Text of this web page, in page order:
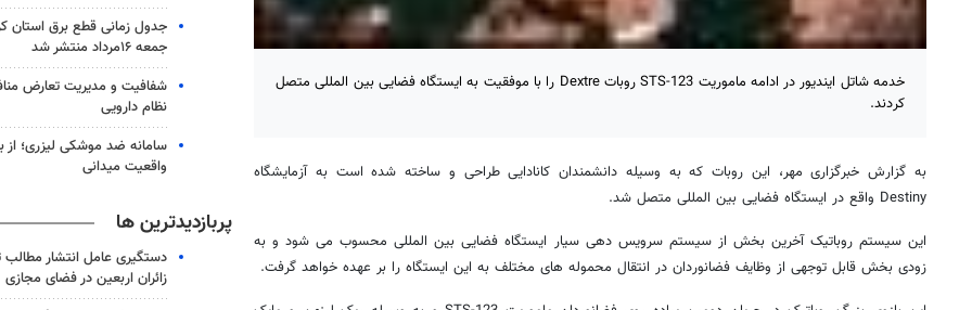
خدمه شاتل ایندیور در ادامه ماموریت STS-123 روبات Dextre را با موفقیت به ایستگاه فضایی بین المللی متصل
کردند.
به گزارش خبرگزاری مهر، این روبات که به وسیله دانشمندان کانادایی طراحی و ساخته شده است به آزمایشگاه
Destiny واقع در ایستگاه فضایی بین المللی متصل شد.
این سیستم روباتیک آخرین بخش از سیستم سرویس دهی سیار ایستگاه فضایی بین المللی محسوب می شود و به
زودی بخش قابل توجهی از وظایف فضانوردان در انتقال محموله های مختلف به این ایستگاه را بر عهده خواهد گرفت.
جدول زمانی قطع برق استان
جمعه ۱۶مرداد منتشر شد
شفافیت و مدیریت تعارض
نظام دارویی
سامانه ضد موشکی لیزری؛ از
واقعیت میدانی
پربازدیدترین ها
دستگیری عامل انتشار مطالب
زائران اربعین در فضای مجازی